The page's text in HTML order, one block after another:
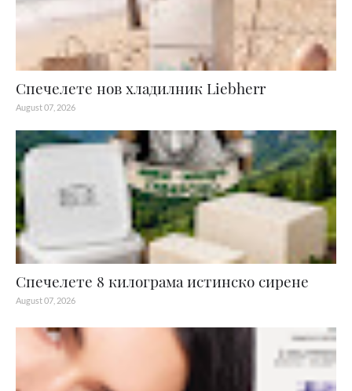
Спечелете нов хладилник Liebherr
August 07, 2026
Спечелете 8 килограма истинско сирене
August 07, 2026